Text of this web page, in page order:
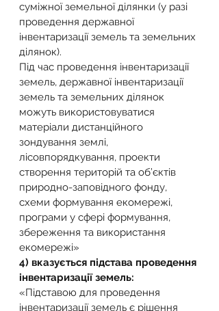
суміжної земельної ділянки (у разі
проведення державної
інвентаризації земель та земельних
ділянок).
Під час проведення інвентаризації
земель, державної інвентаризації
земель та земельних ділянок
можуть використовуватися
матеріали дистанційного
зондування землі,
лісовпорядкування, проекти
створення територій та об’єктів
природно-заповідного фонду,
схеми формування екомережі,
програми у сфері формування,
збереження та використання
екомережі»
4) вказується підстава проведення
інвентаризації земель:
«Підставою для проведення
інвентаризації земель є рішення